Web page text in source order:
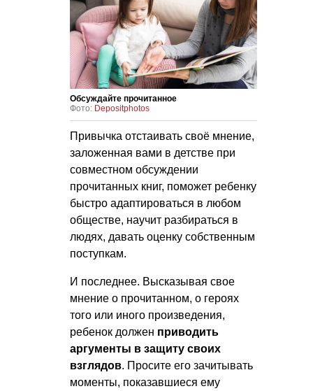
Обсуждайте прочитанное
Фото: Depositphotos
Привычка отстаивать своё мнение,
заложенная вами в детстве при
совместном обсуждении
прочитанных книг, поможет ребенку
быстро адаптироваться в любом
обществе, научит разбираться в
людях, давать оценку собственным
поступкам.
И последнее. Высказывая свое
мнение о прочитанном, о героях
того или иного произведения,
ребенок должен приводить
аргументы в защиту своих
взглядов. Просите его зачитывать
моменты, показавшиеся ему